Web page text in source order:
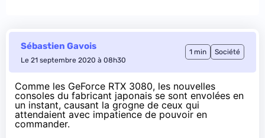
Sébastien Gavois
Le 21 septembre 2020 à 08h30
1 min Société
Comme les GeForce RTX 3080, les nouvelles
consoles du fabricant japonais se sont envolées en
un instant, causant la grogne de ceux qui
attendaient avec impatience de pouvoir en
commander.